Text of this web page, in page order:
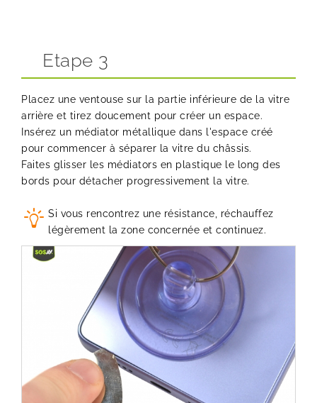
Etape 3
Placez une ventouse sur la partie inférieure de la vitre
arrière et tirez doucement pour créer un espace.
Insérez un médiator métallique dans l'espace créé
pour commencer à séparer la vitre du châssis.
Faites glisser les médiators en plastique le long des
bords pour détacher progressivement la vitre.
Si vous rencontrez une résistance, réchauffez
légèrement la zone concernée et continuez.